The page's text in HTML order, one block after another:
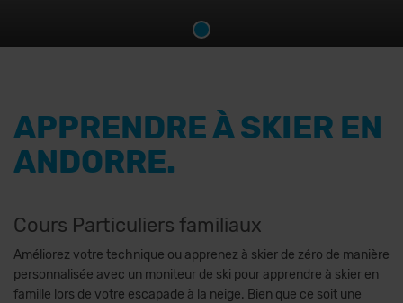
APPRENDRE À SKIER EN
ANDORRE.
Cours Particuliers familiaux
Améliorez votre technique ou apprenez à skier de zéro de manière
personnalisée avec un moniteur de ski pour apprendre à skier en
famille lors de votre escapade à la neige. Bien que ce soit une